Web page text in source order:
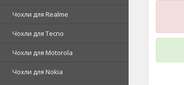
Чохли для Realme
Чохли для Tecno
Чохли для Motorola
Чохли для Nokia